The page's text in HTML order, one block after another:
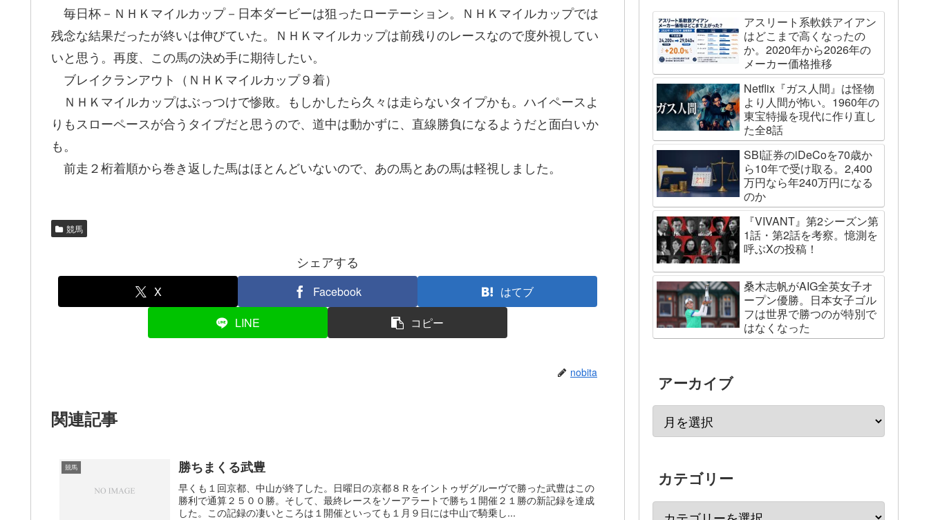
毎日杯－ＮＨＫマイルカップ－日本ダービーは狙ったローテーション。ＮＨＫマイルカップでは
残念な結果だったが終いは伸びていた。ＮＨＫマイルカップは前残りのレースなので度外視してい
いと思う。再度、この馬の決め手に期待したい。
ブレイクランアウト（ＮＨＫマイルカップ９着）
ＮＨＫマイルカップはぶっつけで惨敗。もしかしたら久々は走らないタイプかも。ハイペースよ
りもスローペースが合うタイプだと思うので、道中は動かずに、直線勝負になるようだと面白いか
も。
前走２桁着順から巻き返した馬はほとんどいないので、あの馬とあの馬は軽視しました。
競馬
シェアする
X Facebook
はてブ
LINE
コピー
nobita
関連記事
競馬 勝ちまくる武豊
早くも１回京都、中山が終了した。日曜日の京都８Ｒをイントゥザグルーヴで勝った武豊はこの
勝利で通算２５００勝。そして、最終レースをソーアラートで勝ち１開催２１勝の新記録を達成
した。この記録の凄いところは１開催といっても１月９日には中山で騎乗し...
アスリート系軟鉄アイアン
はどこまで高くなったの
か。2020年から2026年の
メーカー価格推移
Netflix『ガス人間』は怪物
より人間が怖い。1960年の
東宝特撮を現代に作り直し
た全8話
SBI証券のiDeCoを70歳か
ら10年で受け取る。2,400
万円なら年240万円になる
のか
『VIVANT』第2シーズン第
1話・第2話を考察。憶測を
呼ぶXの投稿！
桑木志帆がAIG全英女子オ
ープン優勝。日本女子ゴル
フは世界で勝つのが特別で
はなくなった
アーカイブ
カテゴリー